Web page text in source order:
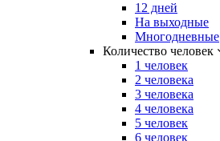
12 дней
На выходные
Многодневные
Количество человек
1 человек
2 человека
3 человека
4 человека
5 человек
6 человек